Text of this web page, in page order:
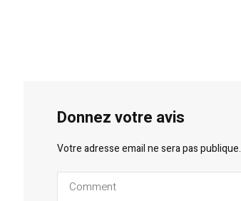
Donnez votre avis
Votre adresse email ne sera pas publique.